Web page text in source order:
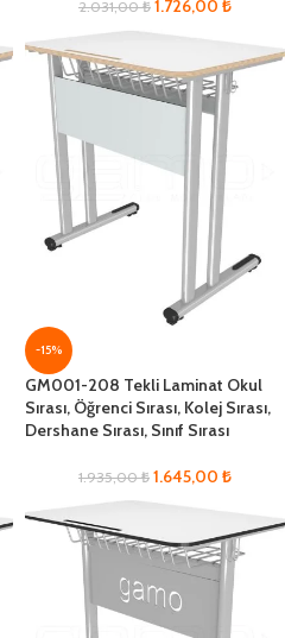
2.031,00₺ 1.726,00 ₺
-15%
GM001-208 Tekli Laminat Okul
Sırası, Öğrenci Sırası, Kolej Sırası,
Dershane Sırası, Sınıf Sırası
1.935,00₺ 1.645,00 ₺